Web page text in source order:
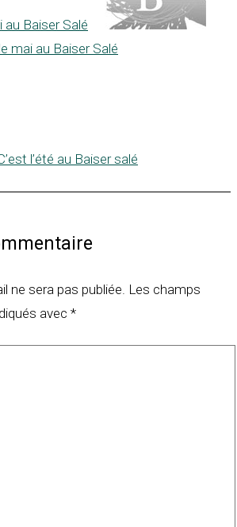
au Baiser Salé
mai au Baiser Salé
l’été au Baiser salé
ne sera pas publiée. Les champs
avec *